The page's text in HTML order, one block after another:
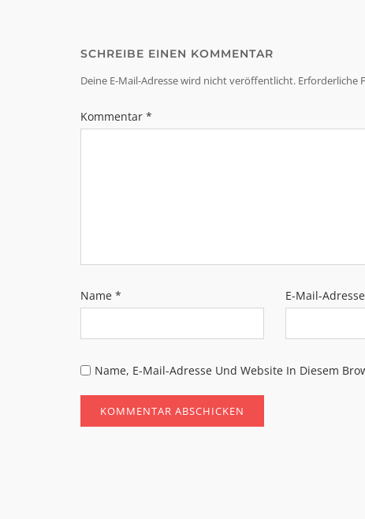
SCHREIBE EINEN KOMMENTAR
Deine E-Mail-Adresse wird nicht veröffentlicht. Erforderliche
Kommentar *
Name * E-Mail-Adresse
Name, E-Mail-Adresse Und Website In Diesem